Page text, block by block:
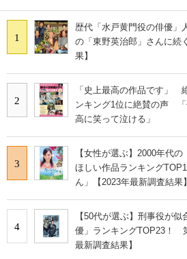
1
歴代「水戸黄門役の俳優
の「東野英治郎」さんに続
果】
2
「史上最高の作品です」
ンキング1位に絶賛の声
高に笑って泣ける」
3
【女性が選ぶ】2000年代
ほしい作品ランキング
ん」【2023年最新調査結果】
4
【50代が選ぶ】刑事役が
優」ランキングTOP23！
最新調査結果】